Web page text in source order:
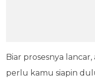
Biar prosesnya
perlu kamu siapin